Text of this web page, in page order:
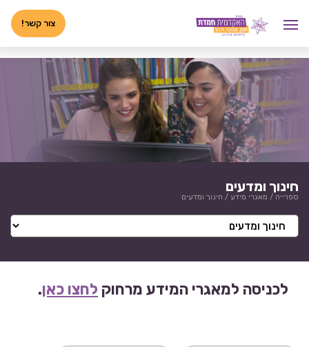
צור קשר!
חינוך ומדעים
ספרייה / מאגרי מידע / חינוך ומדעים
לכניסה למאגרי המידע מרחוק לחצו כאן.